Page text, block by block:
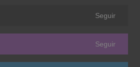
Seguir
Seguir